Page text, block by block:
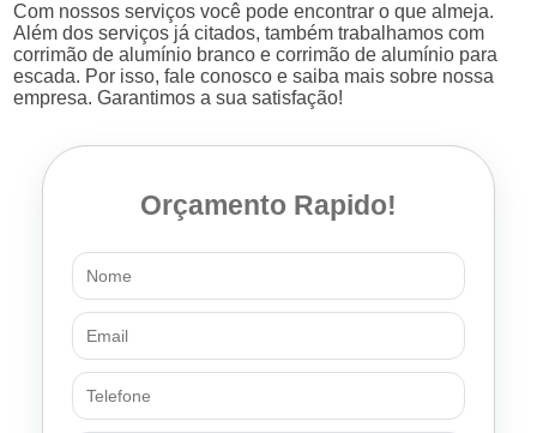
Com nossos serviços você pode encontrar o que almeja.
Além dos serviços já citados, também trabalhamos com
corrimão de alumínio branco e corrimão de alumínio para
escada. Por isso, fale conosco e saiba mais sobre nossa
empresa. Garantimos a sua satisfação!
Orçamento Rapido!